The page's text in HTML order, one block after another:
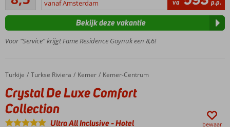
award
Gelegen aan de
Taurusgebergte
korte
van het
strand
2 à-la-
carterestaurants
beoordelingenvanaf Amsterdam
va p.p.
Voor “Service” krijgt Fame Residence Goynuk een 8,6!
Bekijk deze vakantie
Home
Turkije Turkse Riviera Kemer Kemer-Centrum
Crystal De Luxe Comfort Collection
Crystal De Luxe Comfort
Collection
Ultra All Inclusive-Hotel bewaar